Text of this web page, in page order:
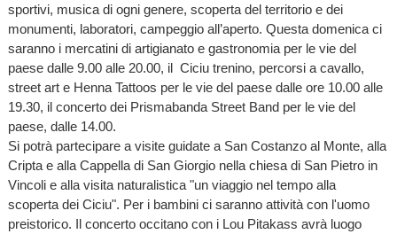
sportivi, musica di ogni genere, scoperta del territorio e dei
monumenti, laboratori, campeggio all’aperto. Questa domenica ci
saranno i mercatini di artigianato e gastronomia per le vie del
paese dalle 9.00 alle 20.00, il Ciciu trenino, percorsi a cavallo,
street art e Henna Tattoos per le vie del paese dalle ore 10.00 alle
19.30, il concerto dei Prismabanda Street Band per le vie del
paese, dalle 14.00.
Si potrà partecipare a visite guidate a San Costanzo al Monte, alla
Cripta e alla Cappella di San Giorgio nella chiesa di San Pietro in
Vincoli e alla visita naturalistica "un viaggio nel tempo alla
scoperta dei Ciciu". Per i bambini ci saranno attività con l'uomo
preistorico. Il concerto occitano con i Lou Pitakass avrà luogo